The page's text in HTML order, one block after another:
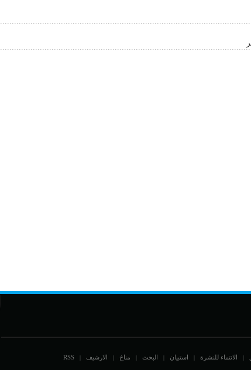
| الانتماء للنشرة | استبيان | البحث | مناخ | الارشيف |
RSS